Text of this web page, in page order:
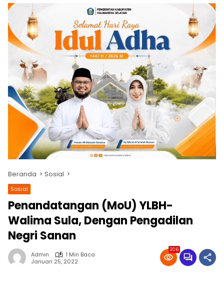
Beranda Sosial
Sosial
Penandatangan (MoU) YLBH-
Walima Sula, Dengan Pengadilan
Negri Sanan
Admin
1 Min Baca
Januari 25, 2022
206